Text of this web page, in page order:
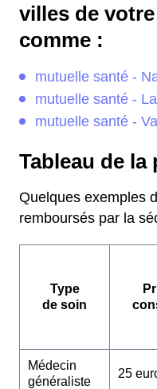
villes de
comme :
mutuelle santé -
mutuelle santé -
mutuelle santé -
Tableau de la
Quelques exemples
remboursés par la
Type
de soin
Médecin
généraliste
25